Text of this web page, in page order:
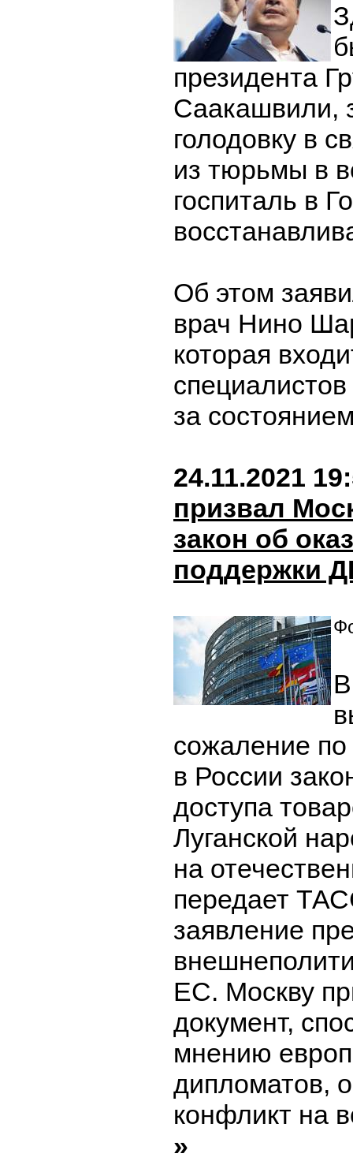
президента
Саакашвили,
голодовку в
из тюрьмы в
госпиталь в
Об этом
врач Нино
которая
за
24.11.2021
призвал
закон об
поддержки
сожаление по
в России
доступа
Луганской
на
передает
заявление
ЕС. Москву
документ,
мнению
дипломатов,
конфликт на
»